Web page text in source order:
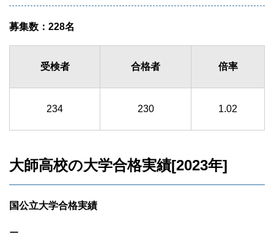
募集数：228名
受検者 合格者 倍率
234 230 1.02
大師高校の大学合格実績[2023年]
国公立大学合格実績
ー